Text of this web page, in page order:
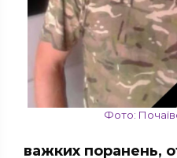
Фото:
важких поранень,